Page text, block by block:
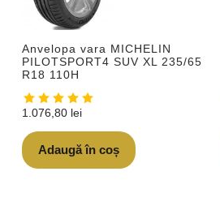
Anvelopa vara MICHELIN
PILOTSPORT4 SUV XL 235/65
R18 110H
1.076,80 lei
Adaugă în coș